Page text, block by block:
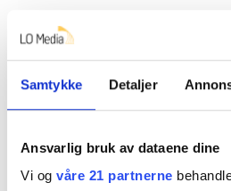
Samtykke Detaljer
Ansvarlig bruk av dataene dine
Vi og våre 21 partnerne
Både Nord universitet og
UiT, samarbeider nært med
Etterlyser læremidler
– Her er det mange ulike